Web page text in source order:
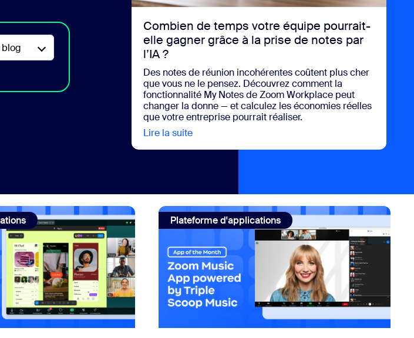
Combien de temps votre équipe pourrait-
elle gagner grâce à la prise de notes par
l’IA ?
Des notes de réunion incohérentes coûtent plus cher
que vous ne le pensez. Découvrez comment la
fonctionnalité My Notes de Zoom Workplace peut
changer la donne — et calculez les économies réelles
que votre entreprise pourrait réaliser.
Lire la suiteview Combien de temps votre équipe pourrait-elle
cas.
et le développement de produits avec l’application incontournable de Figma pour
view: Mille chansons prêtes à l’emploi vous attendent
Plateforme d'applications